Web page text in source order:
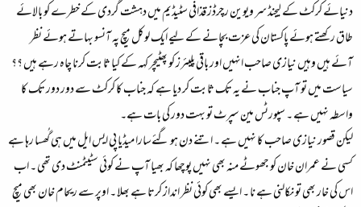
دنیائے کرکٹ کے لیجنڈ سر ویوین رچرڈز قذافی سٹیڈیم میں دہشت گردی کے خطرے کو بالائے
طاق رکھتے ہوئے پاکستان کی عزت بچانے کے لیے ایک لوکل میچ پہ آنسو بہاتے ہوئے نظر
آئے ہیں وہیں نیازی صاحب انہیں اور باقی پلیئرز کو پھٹیچر کہہ کے کیا ثابت کرنا چاہ رہے ہیں ؟؟
سیاست میں تو آپ جناب نے یہ تک ثابت کر دیا ہے کہ جناب کا کرکٹ سے دور دور تک کا
واسطہ نہیں ہے ۔ سپورٹس مین سپرٹ تو بہت دور کی بات ہے۔
لیکن قصور نیازی صاحب کا نہیں ہے ۔ اتنے دن ہو گئےسارا میڈیا پی ایس ایل میں ہی گُھسا رہا ہے
کسی نے عمران خان کو جھوٹے منہ بھی نہیں پوچھا کہ بھیا آپ نے کوئی سٹیٹمنٹ دی تھی ۔ اب
اس کی خار بھی تو نکالنی ہے نا ۔ ایسے بھی کوئی نظر انداز کرتا ہے بھلا ۔ اوپر سے ریحام خان بھی میچ